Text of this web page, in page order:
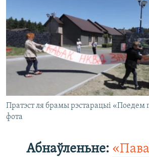
Пратэст ля брамы рэстарацыі «Поедем
фота
Абнаўленьне: